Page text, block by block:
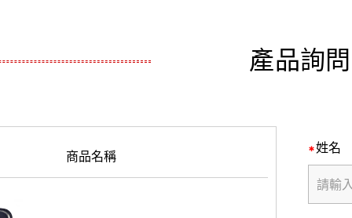
產品詢問
商品名稱
姓名